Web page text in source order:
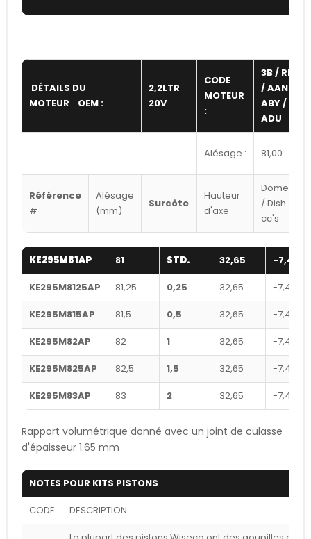
DÉTAILS DU
MOTEUR OEM :
2,2LTR
20V
CODE
MOTEUR
:
3B / RR
/ AAN /
ABY /
ADU
Alésage : 81,00
Référence
#
Alésage
(mm)
Surcôte
Hauteur
d'axe
Dome
/ Dish
cc's
KE295M81AP 81 STD. 32,65 -7,4
KE295M8125AP 81,25 0,25 32,65 -7,4
KE295M815AP 81,5 0,5 32,65 -7,4
KE295M82AP 82 1 32,65 -7,4
KE295M825AP 82,5 1,5 32,65 -7,4
KE295M83AP 83 2 32,65 -7,4
Rapport volumétrique donné avec un joint de culasse
d'épaisseur 1.65 mm
NOTES POUR KITS PISTONS
CODE DESCRIPTION